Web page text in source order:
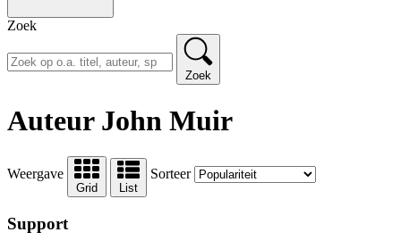
Zoek
Zoek
Auteur John Muir
Weergave
Grid List
Sorteer
Support